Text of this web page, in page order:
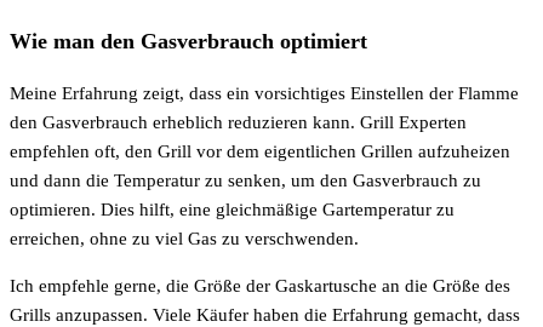
Wie man den Gasverbrauch optimiert
Meine Erfahrung zeigt, dass ein vorsichtiges Einstellen der Flamme
den Gasverbrauch erheblich reduzieren kann. Grill Experten
empfehlen oft, den Grill vor dem eigentlichen Grillen aufzuheizen
und dann die Temperatur zu senken, um den Gasverbrauch zu
optimieren. Dies hilft, eine gleichmäßige Gartemperatur zu
erreichen, ohne zu viel Gas zu verschwenden.
Ich empfehle gerne, die Größe der Gaskartusche an die Größe des
Grills anzupassen. Viele Käufer haben die Erfahrung gemacht, dass